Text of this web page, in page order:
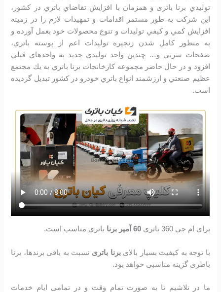
توليدي برنا باتری و همزمان با افزايش تقاضاي باتري در كشور،
اين شرکت به طور مستمر اقدامات و تمهيدات لازم را در زمينه
افزايش كمي و كيفي توليدات و تنوع محصولات خود بعمل آورده و
به منظور كامل شدن زنجيره توليدات اعم از پوسته باتري،
صفحات سربي و… چندين واحد توليدي جديد به واحدهاي قبلي
افزود و در حال حاضر مجموعه كارخانجات برنا باتري به يك مجتمع
عظيم صنعتي و ارزشمند انواع باتري خودرو در کشور تبديل گرديده
است.
برای ام جی 360 باتری 60 آمپر برنا باتری مناسب است.
با توجه به کیفیت بسیار بالایبرنا باتری نسبت به باقی برندها، برنا
باطری گزینه مناسبی خواهد بود.
ما در تلاشیم تا به صورت تمام وقت و در تمامی ایام خدمات